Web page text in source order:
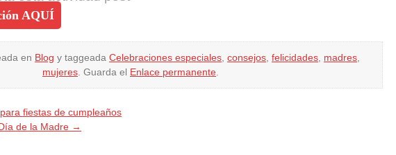
AQUÍ
en Blog y taggeada Celebraciones especiales, consejos, felicidades, madres,
mujeres. Guarda el Enlace permanente.
fiestas de cumpleaños
de la Madre →